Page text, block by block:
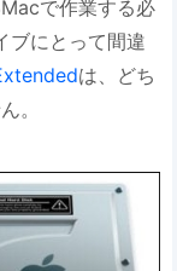
で作業する必
ブにとって間違
は、どち
。